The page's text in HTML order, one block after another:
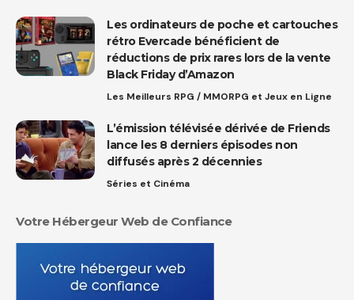
Les ordinateurs de poche et cartouches
rétro Evercade bénéficient de
réductions de prix rares lors de la vente
Black Friday d’Amazon
Les Meilleurs RPG / MMORPG et Jeux en Ligne
L’émission télévisée dérivée de Friends
lance les 8 derniers épisodes non
diffusés après 2 décennies
Séries et Cinéma
Votre Hébergeur Web de Confiance